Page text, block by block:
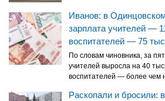
Иванов: в
зарплата учителей —
воспитателей — 75
По словам чиновника, за
учителей выросла на 40
воспитателей — более чем
Раскопали и бросили: